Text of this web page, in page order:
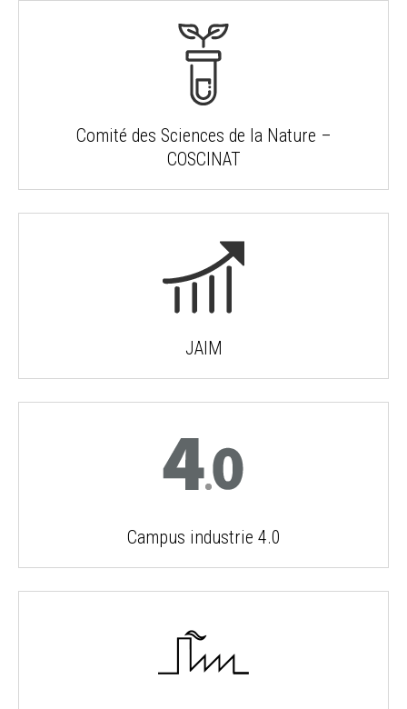
Comité des Sciences de la Nature –
COSCINAT
JAIM
Campus industrie 4.0